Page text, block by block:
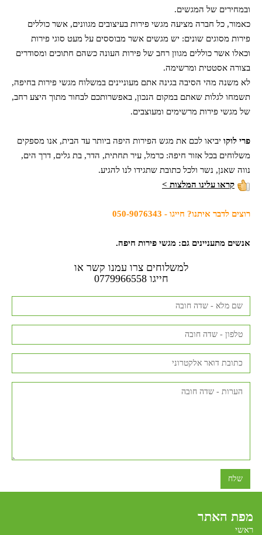
ובמחירים של המגשים.
כאמור, כל חברה מציעה מגשי פירות בעיצובים מגוונים, אשר כוללים
פירות מסוגים שונים: יש מגשים אשר מבוססים על מעט סוגי פירות
וכאלו אשר כוללים מגוון רחב של פירות העונה כשהם חתוכים ומסודרים
בצורה אסטטית ומרשימה.
לא משנה מהי הסיבה בגינה אתם מעוניינים במשלוח מגשי פירות בחיפה,
תשמחו לגלות שאתם במקום הנכון, באפשרותכם לבחור מתוך היצע רחב,
של מגשי פירות מרשימים ומעוצבים.
פרי לוקו יביאו לכם את מגש הפירות היפה ביותר עד הבית, אנו מספקים
משלוחים בכל אזור חיפה: כרמל, עיר תחתית, הדר, בת גלים, דרך הים,
נווה שאנן, נשר ולכל כתובת שתגידו לנו להגיע.
קראו עלינו המלצות >
רוצים לדבר איתנו? חייגו - 050-9076343
אנשים מתעניינים גם: מגשי פירות חיפה.
למשלוחים צרו עמנו קשר או
חייגו0779966558
שלח
מפת האתר
ראשי